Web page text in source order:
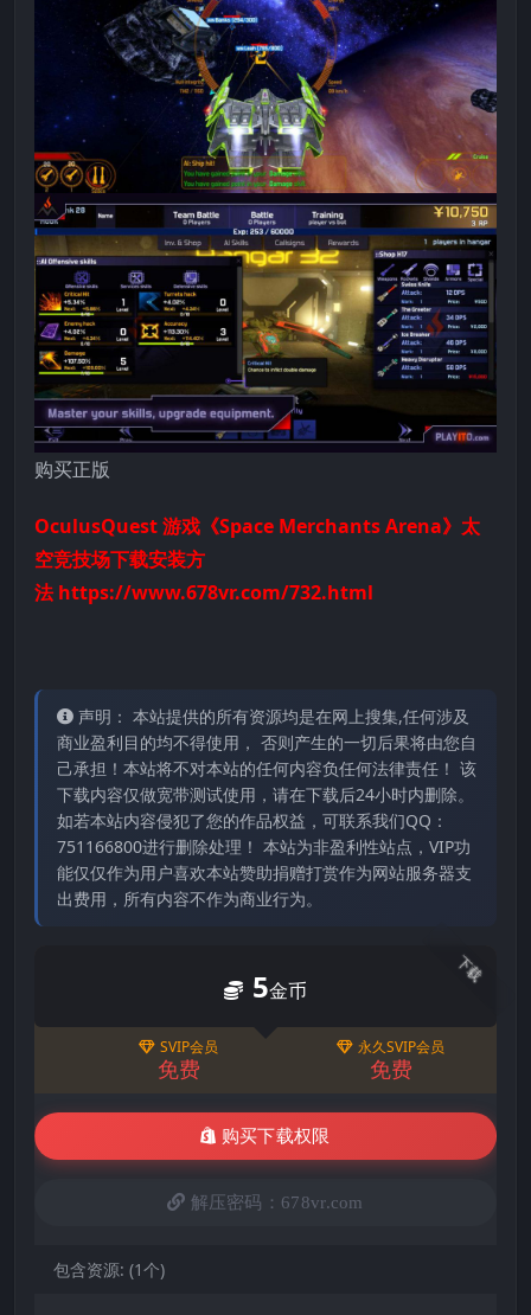
购买正版
OculusQuest 游戏《Space Merchants Arena》太
空竞技场下载安装方
法https://www.678vr.com/732.html
声明： 本站提供的所有资源均是在网上搜集,任何涉及
商业盈利目的均不得使用， 否则产生的一切后果将由您自
己承担！本站将不对本站的任何内容负任何法律责任！ 该
下载内容仅做宽带测试使用，请在下载后24小时内删除。
如若本站内容侵犯了您的作品权益，可联系我们QQ：
751166800进行删除处理！ 本站为非盈利性站点，VIP功
能仅仅作为用户喜欢本站赞助捐赠打赏作为网站服务器支
出费用，所有内容不作为商业行为。
下载
5金币
SVIP会员
免费
永久SVIP会员
免费
购买下载权限
解压密码：678vr.com
包含资源: (1个)